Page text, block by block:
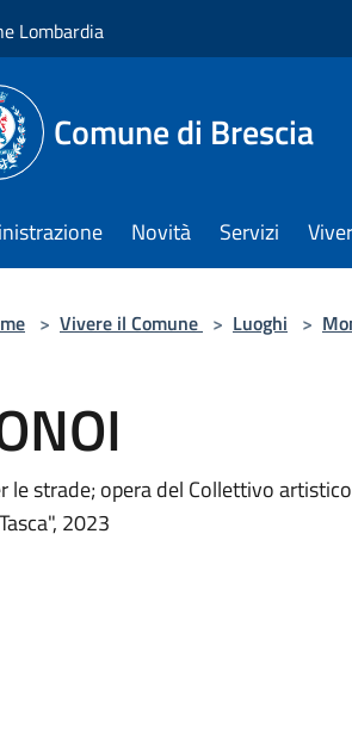
Lombardia
Comune di Brescia
Novità Servizi
> Vivere il Comune > Luoghi >
le strade; opera del Collettivo
2023